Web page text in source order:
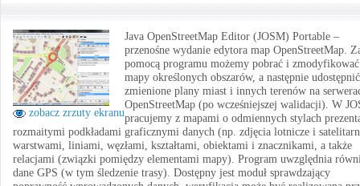
zobacz zrzuty ekranu
Java OpenStreetMap Editor (JOSM) Portable –
przenośne wydanie edytora map OpenStreetMap.
pomocą programu możemy pobrać i zmodyfikować
mapy określonych obszarów, a następnie
zmienione plany miast i innych terenów na
OpenStreetMap (po wcześniejszej walidacji). W
pracujemy z mapami o odmiennych stylach
rozmaitymi podkładami graficznymi danych (np. zdjęcia lotnicze i
warstwami, liniami, węzłami, kształtami, obiektami i znacznikami, a także
relacjami (związki pomiędzy elementami mapy). Program uwzględnia
dane GPS (w tym śledzenie trasy). Dostępny jest moduł sprawdzający